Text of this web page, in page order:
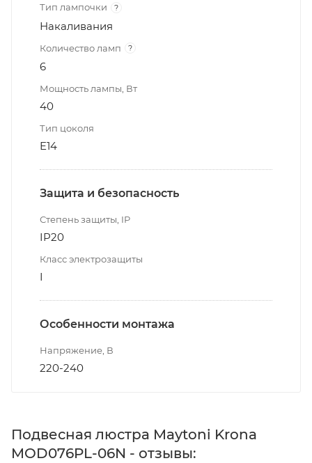
Тип лампочки ?
Накаливания
Количество ламп ?
6
Мощность лампы, Вт
40
Тип цоколя
E14
Защита и безопасность
Степень защиты, IP
IP20
Класс электрозащиты
I
Особенности монтажа
Напряжение, В
220-240
Подвесная люстра Maytoni Krona
MOD076PL-06N - отзывы: